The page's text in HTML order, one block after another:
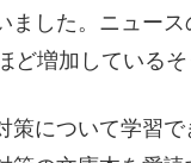
ました。ニュー
増加しているそ
策について学習